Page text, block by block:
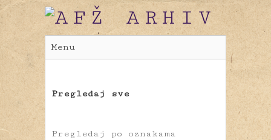
Menu
Pregledaj sve
Pregledaj po oznakama